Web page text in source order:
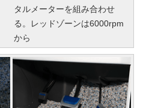
タルメーターを組み合わせ
る。レッドゾーンは6000rpm
から